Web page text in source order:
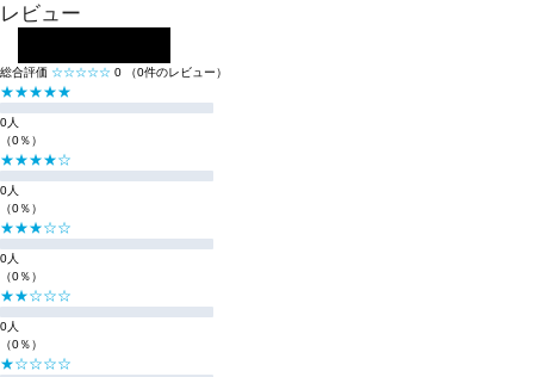
レビュー
総合評価 ☆☆☆☆☆ 0 （0件のレビュー）
★★★★★
0人
（0％）
★★★★☆
0人
（0％）
★★★☆☆
0人
（0％）
★★☆☆☆
0人
（0％）
★☆☆☆☆